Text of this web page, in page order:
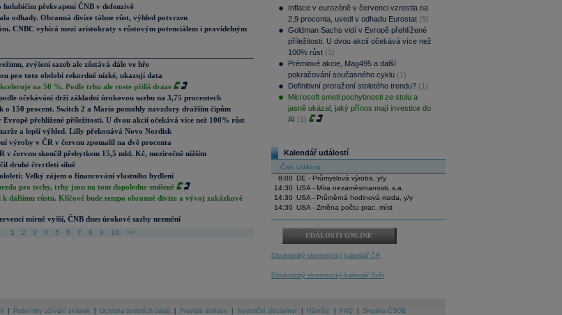
překvapení ČNB v defenzivě
odhady. Obranná divize táhne růst, výhled potvrzen
CNBC vybírá mezi aristokraty s růstovým potenciálem i pravidelným
zvýšení sazeb ale zůstává dále ve hře
pro toto období rekordně nízké, ukazují data
na 50 %. Podle trhu ale roste příliš draze
očekávání drží základní úrokovou sazbu na 3,75 procentech
o 150 procent. Switch 2 a Mario pomohly navzdory dražším čipům
Evropě přehlížené příležitosti. U dvou akcií očekává více než 100% růst
a lepší výhled. Lilly překonává Novo Nordisk
výroby v ČR v červnu zpomalil na dvě procenta
v červnu skončil přebytkem 15,5 mld. Kč, meziročně nižším
druhé čtvrtletí silně
Velký zájem o financování vlastního bydlení
pro techy, trhy jsou na tom dopoledne smíšeně
dalšímu růstu. Klíčové bude tempo obranné divize a vývoj zakázkové
mírně vyšší, ČNB dnes úrokové sazby nezmění
1 2 3 4 5 6 7 8 9 10 >>
Inflace v eurozóně v červenci vzrostla na
2,9 procenta, uvedl v odhadu Eurostat (5)
Goldman Sachs vidí v Evropě přehlížené
příležitosti. U dvou akcií očekává více než
100% růst (1)
Prémiové akcie, Mag495 a další
pokračování současného cyklu (1)
Definitivní proražení stoletého trendu? (1)
Microsoft smetl pochybnosti ze stolu a
jasně ukázal, jaký přínos mají investice do
AI (1)
Kalendář událostí
Čas Událost
8:00
DE - Průmyslová výroba, y/y
14:30 USA - Míra nezaměstnanosti, s.a.
14:30 USA - Průměrná hodinová mzda, y/y
14:30 USA - Změna počtu prac. míst
UDÁLOSTI ONLINE
Dlouhodobý ekonomický kalendář ČR
Dlouhodobý ekonomický kalendář Svět
Podmínky užívání stránek Ochrana osobních údajů Pravidla diskuse Investiční disclaimer Náměty FAQ Skupina ČSOB